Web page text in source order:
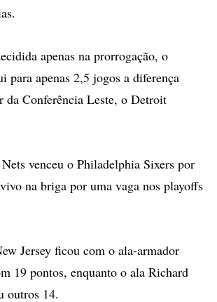
apenas na prorrogação, o
para apenas 2,5 jogos a diferença
da Conferência Leste, o Detroit
venceu o Philadelphia Sixers por
na briga por uma vaga nos playoffs
Jersey ficou com o ala-armador
19 pontos, enquanto o ala Richard
outros 14.